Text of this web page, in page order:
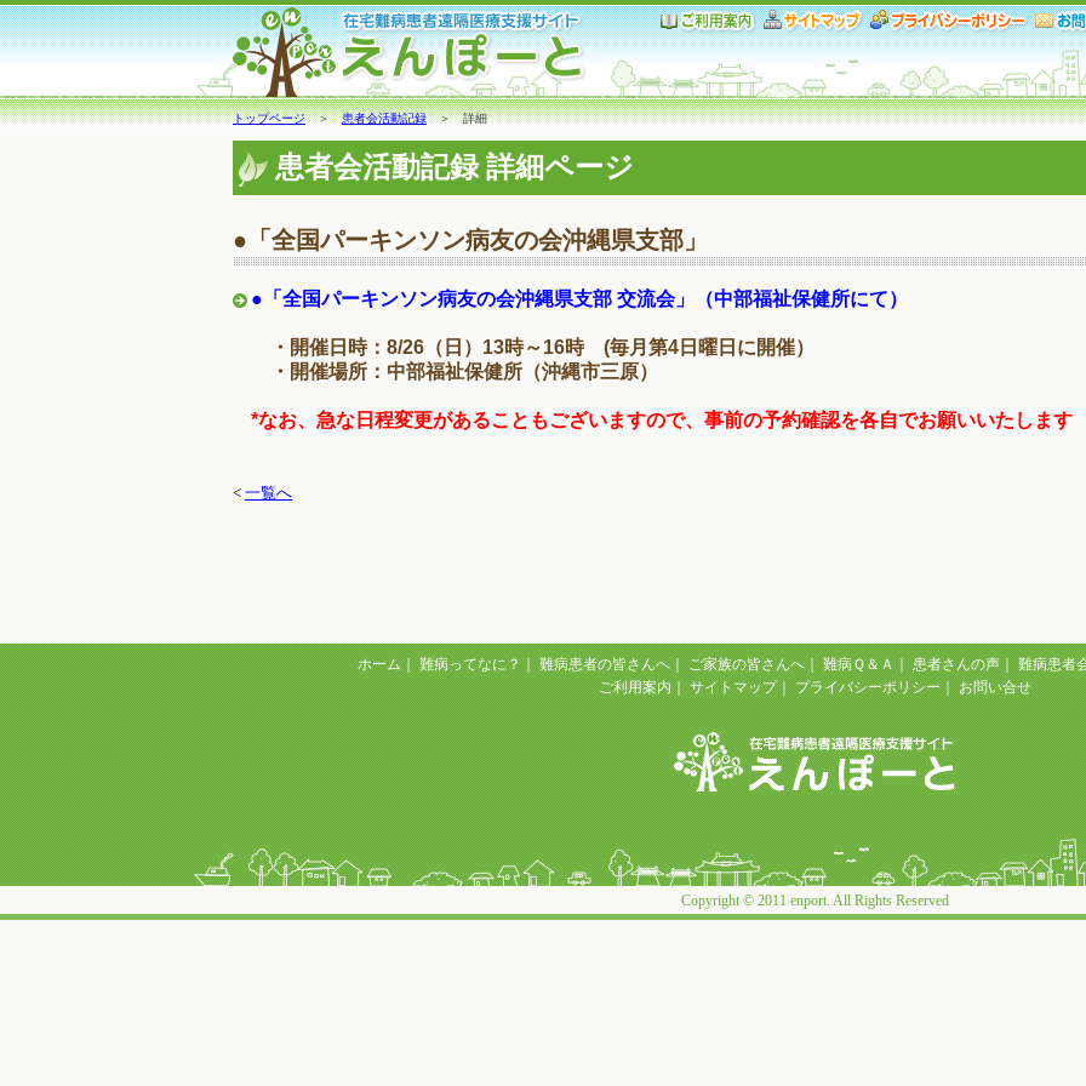
トップページ＞患者会活動記録＞ 詳細
患者会活動記録 詳細ページ
●「全国パーキンソン病友の会沖縄県支部」
●「全国パーキンソン病友の会沖縄県支部 交流会」（中部福祉保健所にて）
・開催日時：8/26（日）13時～16時 (毎月第4日曜日に開催）
・開催場所：中部福祉保健所（沖縄市三原）
*なお、急な日程変更があることもございますので、事前の予約確認を各自でお願いいたします
< 一覧へ
ホーム｜ 難病ってなに？｜ 難病患者の皆さんへ｜ ご家族の皆さんへ｜ 難病Ｑ＆Ａ｜ 患者さんの声｜ 難病患者
ご利用案内｜ サイトマップ｜ プライバシーポリシー｜ お問い合せ
Copyright © 2011 enport. All Rights Reserved